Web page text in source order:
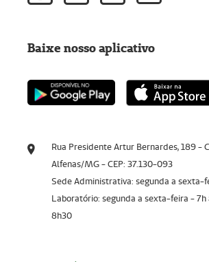
Rua Presidente Artur Bernardes, 189 -
Alfenas/MG - CEP: 37.130-093
Sede Administrativa: segunda a sexta-
Laboratório: segunda a sexta-feira - 7h
8h30
Baixe nosso aplicativo